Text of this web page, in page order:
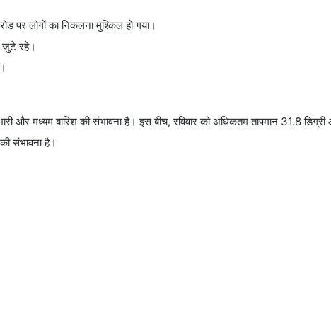
पर लोगों का निकलना मुश्किल हो गया।
जुटे रहे।
और मध्यम बारिश की संभावना है। इस बीच, रविवार को अधिकतम तापमान 31.8
संभावना है।